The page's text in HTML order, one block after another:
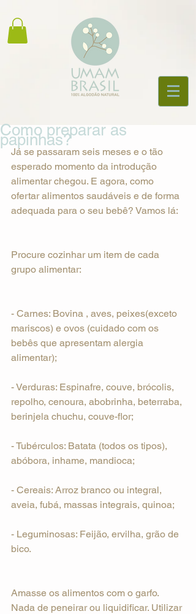
Como preparar as
papinhas?
Já se passaram seis meses e o tão
esperado momento da introdução
alimentar chegou. E agora, como
ofertar alimentos saudáveis e de forma
adequada para o seu bebê? Vamos lá:
Procure cozinhar um item de cada
grupo alimentar:
- Carnes: Bovina , aves, peixes(exceto
mariscos) e ovos (cuidado com os
bebês que apresentam alergia
alimentar);
- Verduras: Espinafre, couve, brócolis,
repolho, cenoura, abobrinha, beterraba,
berinjela chuchu, couve-flor;
- Tubérculos: Batata (todos os tipos),
abóbora, inhame, mandioca;
- Cereais: Arroz branco ou integral,
aveia, fubá, massas integrais, quinoa;
- Leguminosas: Feijão, ervilha, grão de
bico.
Amasse os alimentos com o garfo.
Nada de peneirar ou liquidificar. Utilizar